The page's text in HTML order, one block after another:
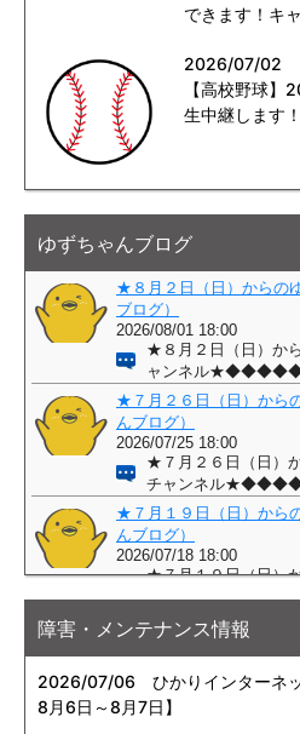
できます！キ
2026/07/02
【高校野球】
生中継します！
ゆずちゃんブログ
障害・メンテナンス情報
2026/07/06 ひかりインターネ
8月6日～8月7日】